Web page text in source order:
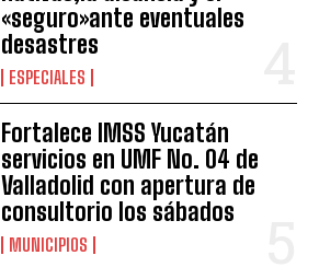
«seguro»ante eventuales
desastres
ESPECIALES
Fortalece IMSS Yucatán
servicios en UMF No. 04 de
Valladolid con apertura de
consultorio los sábados
MUNICIPIOS